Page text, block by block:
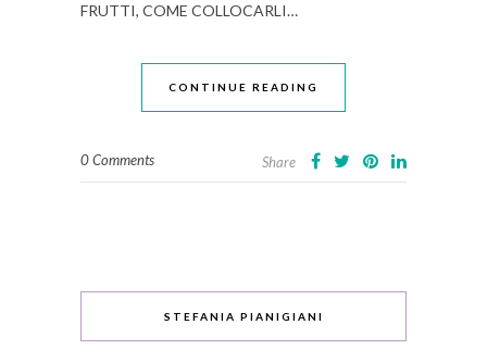
FRUTTI, COME COLLOCARLI…
CONTINUE READING
0 Comments Share
STEFANIA PIANIGIANI